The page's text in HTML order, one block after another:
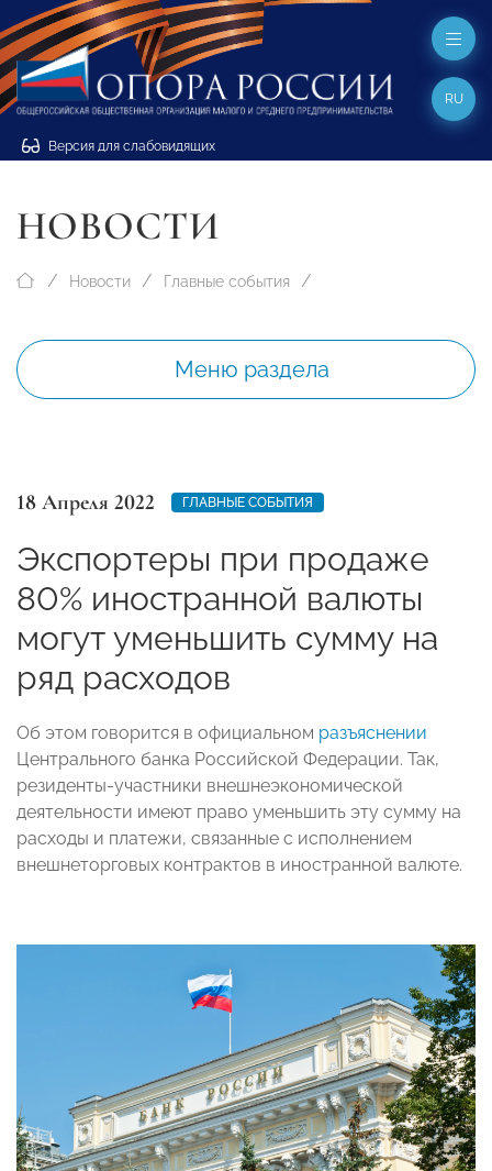
Версия для слабовидящих
RU
НОВОСТИ
Новости Главные события
Меню раздела
18 Апреля 2022 ГЛАВНЫЕ СОБЫТИЯ
Экспортеры при продаже
80% иностранной валюты
могут уменьшить сумму на
ряд расходов
Об этом говорится в официальном разъяснении
Центрального банка Российской Федерации. Так,
резиденты-участники внешнеэкономической
деятельности имеют право уменьшить эту сумму на
расходы и платежи, связанные с исполнением
внешнеторговых контрактов в иностранной валюте.